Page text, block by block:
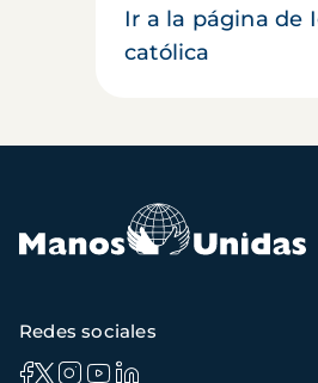
Ir a la página de
católica
Redes sociales